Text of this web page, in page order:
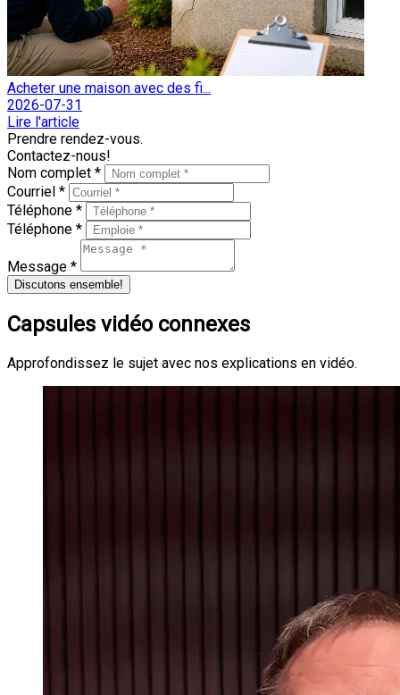
Acheter une maison avec des fi...
2026-07-31
Lire l'article
Prendre rendez-vous.
Contactez-nous!
Nom complet *
Courriel *
Téléphone *
Téléphone *
Message *
Discutons ensemble!
Capsules vidéo connexes
Approfondissez le sujet avec nos explications en vidéo.